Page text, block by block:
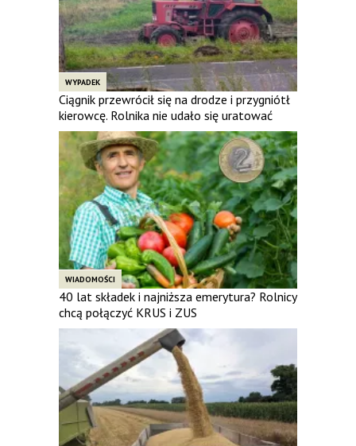
WYPADEK
Ciągnik przewrócił się na drodze i przygniótł
kierowcę. Rolnika nie udało się uratować
WIADOMOŚCI
40 lat składek i najniższa emerytura? Rolnicy
chcą połączyć KRUS i ZUS